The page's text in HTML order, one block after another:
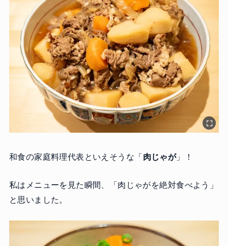
和食の家庭料理代表といえそうな「肉じゃが」！
私はメニューを見た瞬間、「肉じゃがを絶対食べよう」
と思いました。